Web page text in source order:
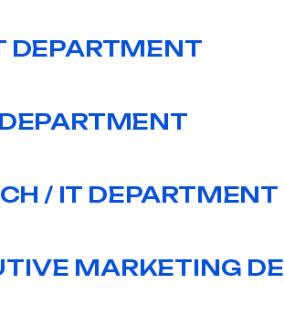
DEPARTMENT
/ IT DEPARTMENT
MARKETING